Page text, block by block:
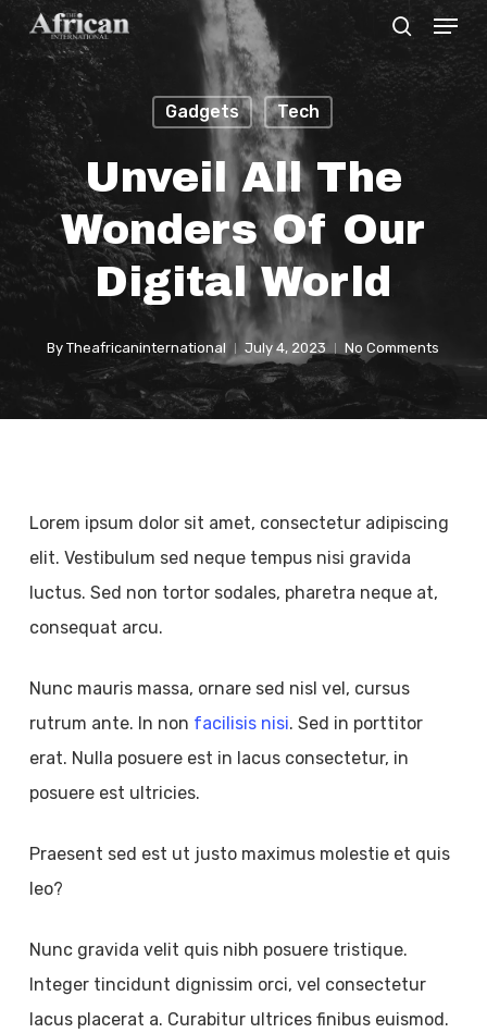
content
search
Menu
Gadgets Tech
Unveil All The
Wonders Of Our
Digital World
By Theafricaninternational July 4, 2023 No Comments
Lorem ipsum dolor sit amet, consectetur adipiscing
elit. Vestibulum sed neque tempus nisi gravida
luctus. Sed non tortor sodales, pharetra neque at,
consequat arcu.
Nunc mauris massa, ornare sed nisl vel, cursus
rutrum ante. In non facilisis nisi. Sed in porttitor
erat. Nulla posuere est in lacus consectetur, in
posuere est ultricies.
Praesent sed est ut justo maximus molestie et quis
leo?
Nunc gravida velit quis nibh posuere tristique.
Integer tincidunt dignissim orci, vel consectetur
lacus placerat a. Curabitur ultrices finibus euismod.
Close